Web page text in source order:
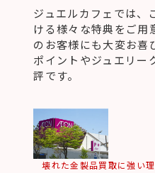
ジュエルカフェでは、
ける様々な特典をご用
のお客様にも大変お喜
ポイントやジュエリー
評です。
壊れた金製品買取に強い